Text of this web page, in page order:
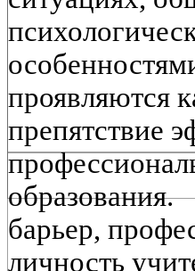
проявляются
препятствие
барьер,
личность